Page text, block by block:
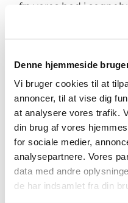
Denne hjemmeside
Vi bruger cookies til at
annoncer, til at vise dig
at analysere vores trafik.
din brug af vores
for sociale medier,
analysepartnere. Vores
data med andre
de har indsamlet fra din
fra vores bod i
Vi strikker små
afdeling på OUH.
år, og er med til at
lagt i narkose.
Også for herrer
Navnet til trods er
velkomne i
Kaffe og te samt garn
medbring selv dine